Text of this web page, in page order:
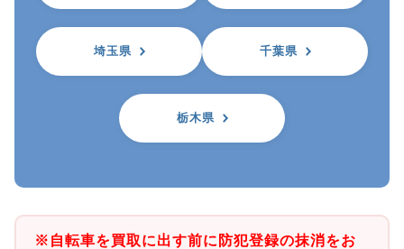
埼玉県 千葉県
栃木県
※自転車を買取に出す前に防犯登録の抹消をお